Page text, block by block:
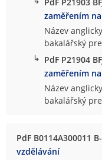
PdF P21903
zaměřením
Název
bakalářský
↳ PdF P21904
zaměřením
Název
bakalářský
PdF B0114A300011
vzdělávání